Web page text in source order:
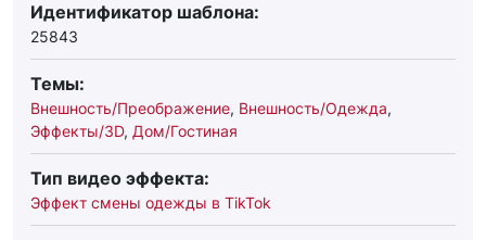
Идентификатор шаблона:
25843
Темы:
Внешность/Преображение, Внешность/Одежда,
Эффекты/3D, Дом/Гостиная
Тип видео эффекта:
Эффект смены одежды в TikTok